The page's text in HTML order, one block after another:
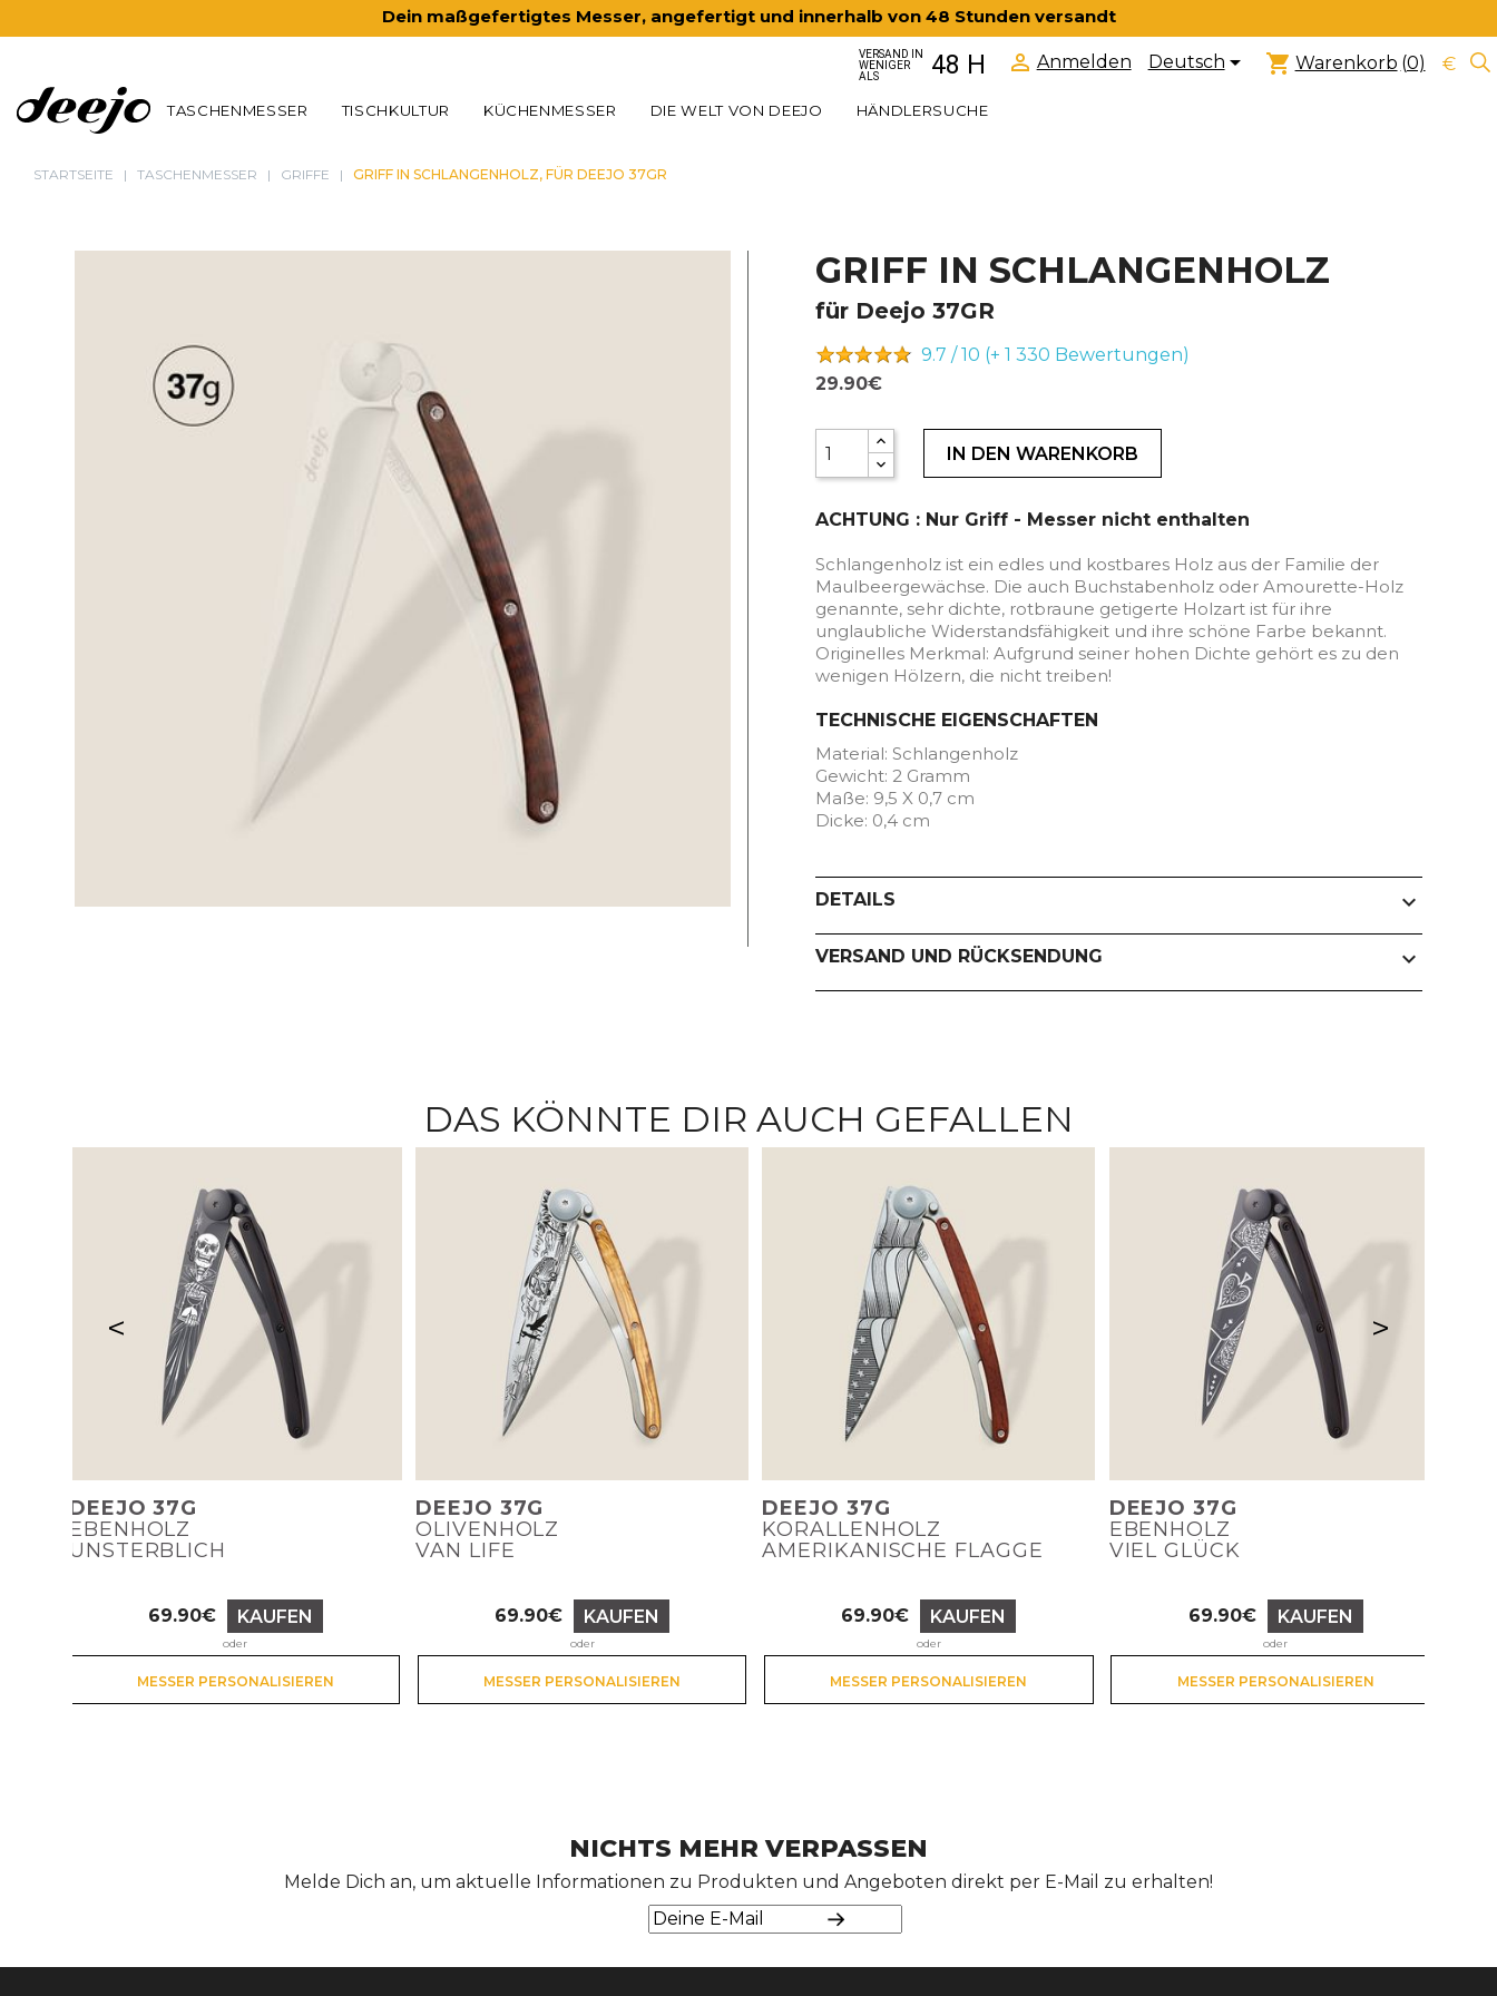
Dein maßgefertigtes Messer, angefertigt und innerhalb von 48 Stunden versandt
TASCHENMESSER TISCHKULTUR KÜCHENMESSER DIE WELT VON DEEJO HÄNDLERSUCHE
VERSAND IN
WENIGER
ALS
48 H  Anmelden Deutsch shopping_cart Warenkorb (0) €
STARTSEITE TASCHENMESSER GRIFFE GRIFF IN SCHLANGENHOLZ, FÜR DEEJO 37GR
GRIFF IN SCHLANGENHOLZ
für Deejo 37GR
9.7 / 10 (+ 1 330 Bewertungen)
29.90€
IN DEN WARENKORB
ACHTUNG : Nur Griff - Messer nicht enthalten
Schlangenholz ist ein edles und kostbares Holz aus der Familie der
Maulbeergewächse. Die auch Buchstabenholz oder Amourette-Holz
genannte, sehr dichte, rotbraune getigerte Holzart ist für ihre
unglaubliche Widerstandsfähigkeit und ihre schöne Farbe bekannt.
Originelles Merkmal: Aufgrund seiner hohen Dichte gehört es zu den
wenigen Hölzern, die nicht treiben!
TECHNISCHE EIGENSCHAFTEN
Material: Schlangenholz
Gewicht: 2 Gramm
Maße: 9,5 X 0,7 cm
Dicke: 0,4 cm
DETAILS expand_more
VERSAND UND RÜCKSENDUNG expand_more
DAS KÖNNTE DIR AUCH GEFALLEN
DEEJO 37G
EBENHOLZ
UNSTERBLICH
Preis
69.90€ KAUFEN
oder
MESSER PERSONALISIEREN
DEEJO 37G
OLIVENHOLZ
VAN LIFE
Preis
69.90€ KAUFEN
oder
MESSER PERSONALISIEREN
DEEJO 37G
KORALLENHOLZ
AMERIKANISCHE FLAGGE
Preis
69.90€ KAUFEN
oder
MESSER PERSONALISIEREN
DEEJO 37G
EBENHOLZ
VIEL GLÜCK
Preis
69.90€ KAUFEN
oder
MESSER PERSONALISIEREN
< >
NICHTS MEHR VERPASSEN
Melde Dich an, um aktuelle Informationen zu Produkten und Angeboten direkt per E-Mail zu erhalten!